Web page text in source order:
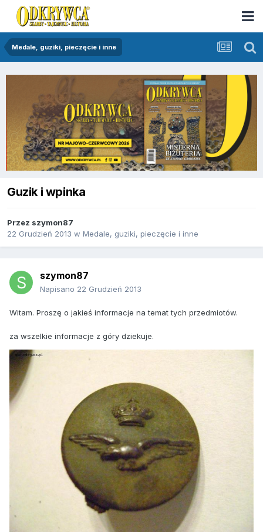
Medale, guziki, pieczęcie i inne
Guzik i wpinka
Przez szymon87
22 Grudzień 2013 w Medale, guziki, pieczęcie i inne
szymon87
Napisano 22 Grudzień 2013
Witam. Proszę o jakieś informacje na temat tych przedmiotów.
za wszelkie informacje z góry dziekuje.